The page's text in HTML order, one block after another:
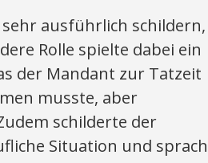
ausführlich schildern,
Rolle spielte dabei ein
der Mandant zur Tatzeit
musste, aber
schilderte der
Situation und sprach